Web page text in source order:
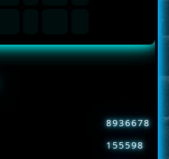
8936678
155598